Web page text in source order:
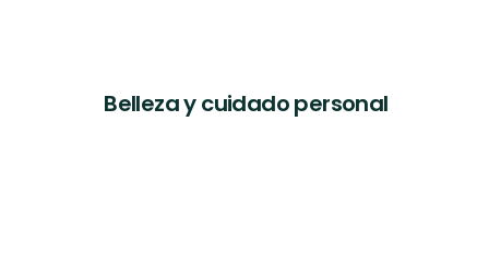
Belleza y cuidado personal